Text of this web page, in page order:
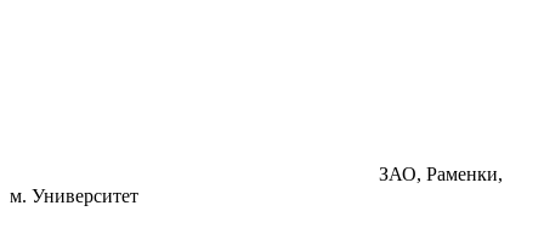
ЗАО, Раменки,
м. Университет